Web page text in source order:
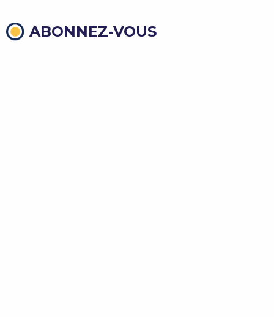
ABONNEZ-VOUS